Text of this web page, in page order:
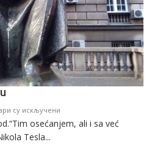
су искључени
Nikola
osećanjem, ali i sa već
Tesla...